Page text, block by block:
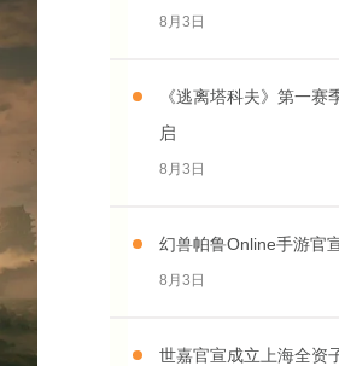
8月3日
《逃离塔科夫》第一赛
启
8月3日
幻兽帕鲁Online手游官
8月3日
世嘉官宣成立上海全资